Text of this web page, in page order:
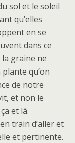
sol et le soleil
qu’elles
en se
dans ce
graine ne
qu’on
de notre
et non le
et là.
train d’aller et
et pertinente.